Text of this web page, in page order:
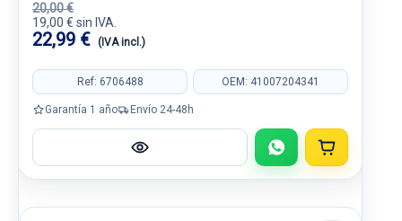
20,00 €
19,00 € sin IVA.
22,99 € (IVA incl.)
Ref: 6706488 OEM: 41007204341
Garantía 1 año Envío 24-48h